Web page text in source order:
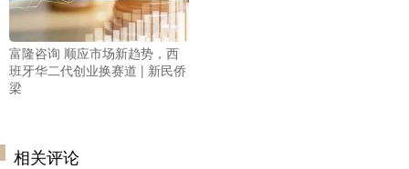
富隆咨询 顺应市场新趋势，西
班牙华二代创业换赛道 | 新民侨
梁
相关评论